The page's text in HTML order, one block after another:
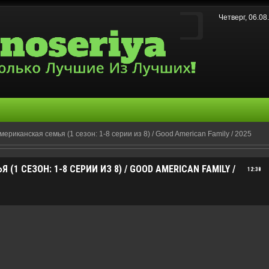
Четверг,
семья (1 сезон: 1-8 серии из 8) / Good American Family / 2025
12:38
СЕЗОН: 1-8 СЕРИИ ИЗ 8) / GOOD AMERICAN FAMILY /